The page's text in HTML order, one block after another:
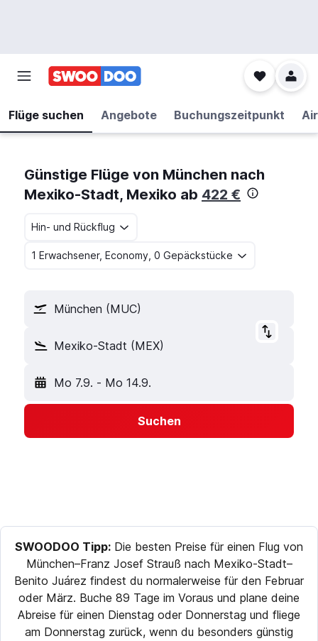
Flüge suchen Angebote Buchungszeitpunkt
Günstige Flüge von München nach
Mexiko-Stadt, Mexiko ab 422 €
Hin- und Rückflug
1 Erwachsener, Economy, 0 Gepäckstücke
München (MUC)
Mexiko-Stadt (MEX)
Mo 7.9. - Mo 14.9.
Suchen
SWOODOO Tipp: Die besten Preise für einen Flug von
München–Franz Josef Strauß nach Mexiko-Stadt–
Benito Juárez findest du normalerweise für den Februar
oder März. Buche 89 Tage im Voraus und plane deine
Abreise für einen Dienstag oder Donnerstag und fliege
am Donnerstag zurück, wenn du besonders günstig